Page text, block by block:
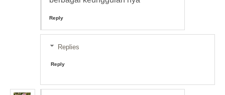
Reply
Replies
Reply